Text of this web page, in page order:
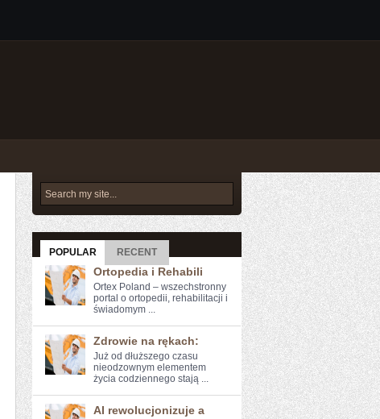
POPULAR RECENT
Ortopedia i Rehabili
Ortex Poland – wszechstronny
portal o ortopedii, rehabilitacji i
świadomym ...
Zdrowie na rękach:
Już od dłuższego ⁣czasu
nieodzownym elementem
życia codziennego stają ...
AI rewolucjonizuje a